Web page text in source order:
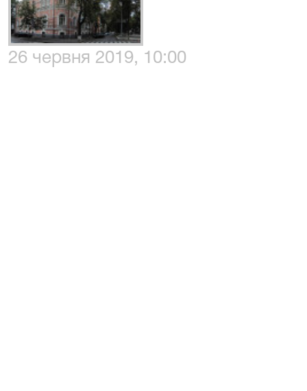
26 червня 2019, 10:00